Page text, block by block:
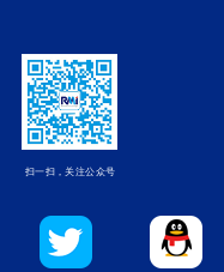
扫一扫，关注公众号